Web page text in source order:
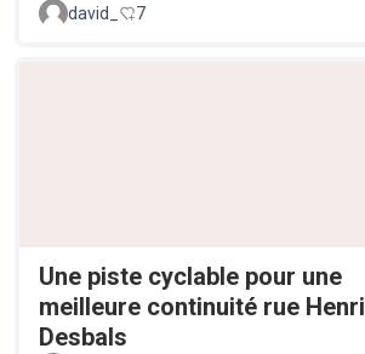
david_ 7
Une piste cyclable pour une
meilleure continuité rue Henri
Desbals